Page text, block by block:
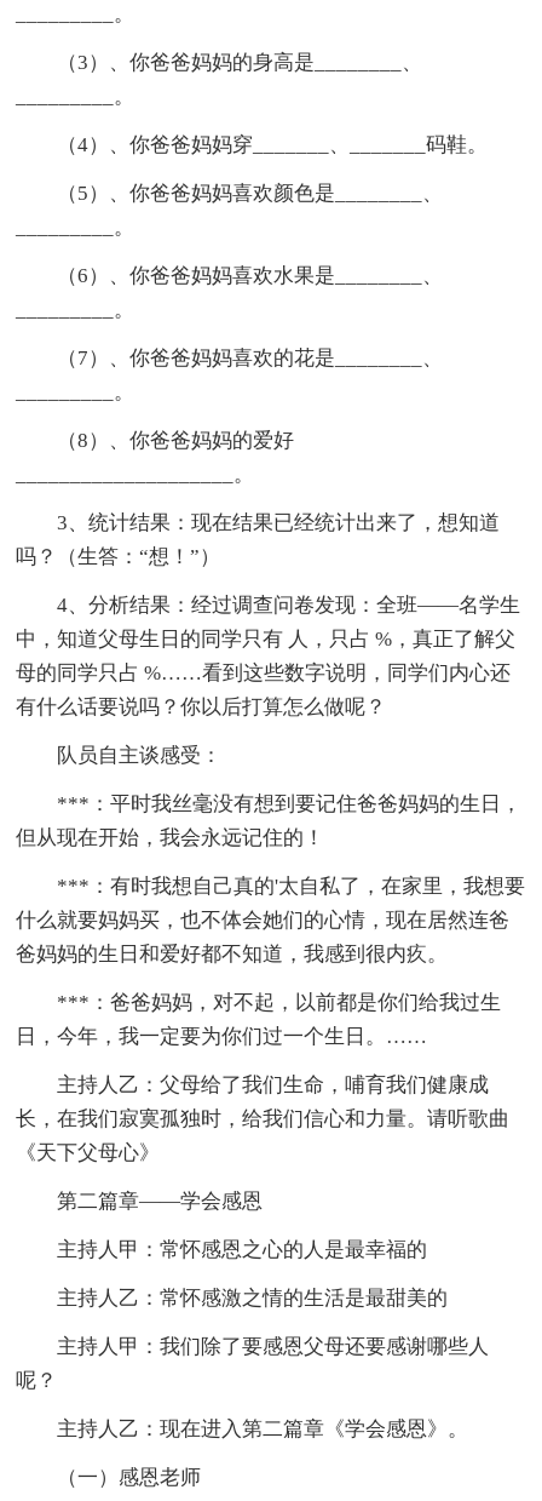
_________。
（3）、你爸爸妈妈的身高是________、
_________。
（4）、你爸爸妈妈穿_______、_______码鞋。
（5）、你爸爸妈妈喜欢颜色是________、
_________。
（6）、你爸爸妈妈喜欢水果是________、
_________。
（7）、你爸爸妈妈喜欢的花是________、
_________。
（8）、你爸爸妈妈的爱好
____________________。
3、统计结果：现在结果已经统计出来了，想知道
吗？（生答：“想！”）
4、分析结果：经过调查问卷发现：全班——名学生
中，知道父母生日的同学只有 人，只占 %，真正了解父
母的同学只占 %……看到这些数字说明，同学们内心还
有什么话要说吗？你以后打算怎么做呢？
队员自主谈感受：
***：平时我丝毫没有想到要记住爸爸妈妈的生日，
但从现在开始，我会永远记住的！
***：有时我想自己真的'太自私了，在家里，我想要
什么就要妈妈买，也不体会她们的心情，现在居然连爸
爸妈妈的生日和爱好都不知道，我感到很内疚。
***：爸爸妈妈，对不起，以前都是你们给我过生
日，今年，我一定要为你们过一个生日。……
主持人乙：父母给了我们生命，哺育我们健康成
长，在我们寂寞孤独时，给我们信心和力量。请听歌曲
《天下父母心》
第二篇章——学会感恩
主持人甲：常怀感恩之心的人是最幸福的
主持人乙：常怀感激之情的生活是最甜美的
主持人甲：我们除了要感恩父母还要感谢哪些人
呢？
主持人乙：现在进入第二篇章《学会感恩》。
（一）感恩老师